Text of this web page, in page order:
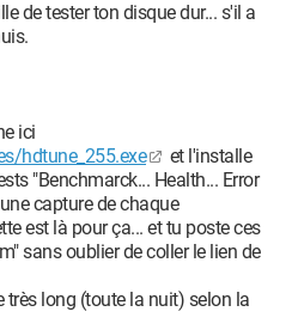
de tester ton disque dur... s'il a
ici
hdtune_255.exe
et l'installe
"Benchmarck... Health... Error
capture de chaque
est là pour ça... et tu poste ces
sans oublier de coller le lien de
très long (toute la nuit) selon la